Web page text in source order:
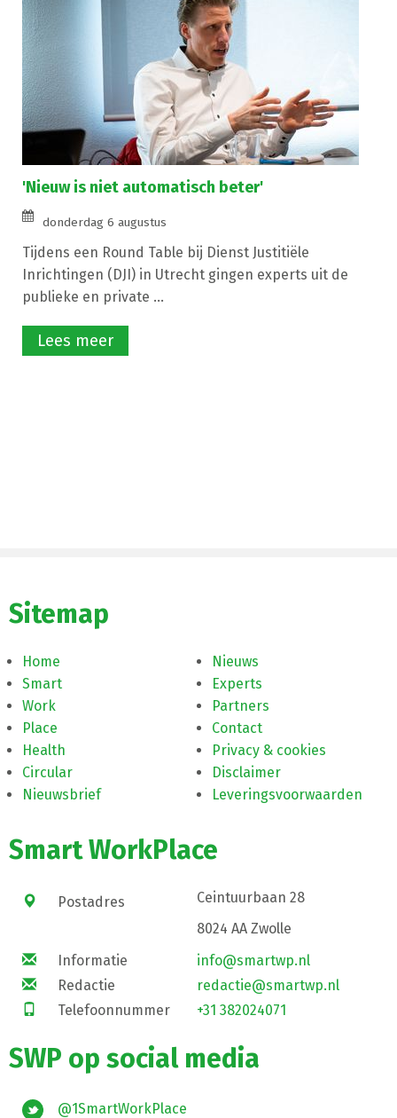
'Nieuw is niet automatisch beter'
donderdag 6 augustus
Tijdens een Round Table bij Dienst Justitiële
Inrichtingen (DJI) in Utrecht gingen experts uit de
publieke en private ...
Lees meer
Sitemap
Home
Smart
Work
Place
Health
Circular
Nieuwsbrief
Nieuws
Experts
Partners
Contact
Privacy & cookies
Disclaimer
Leveringsvoorwaarden
Smart WorkPlace
Postadres
Ceintuurbaan 28
8024 AA Zwolle
Informatie
info@smartwp.nl
Redactie
redactie@smartwp.nl
Telefoonnummer
+31 382024071
SWP op social media
@1SmartWorkPlace